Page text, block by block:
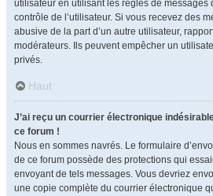
utilisateur en utilisant les règles de messages
contrôle de l’utilisateur. Si vous recevez des
abusive de la part d’un autre utilisateur,
modérateurs. Ils peuvent empêcher un
privés.
Haut
J’ai reçu un courrier électronique
ce forum !
Nous en sommes navrés. Le formulaire
de ce forum possède des protections qui
envoyant de tels messages. Vous devriez
une copie complète du courrier électronique